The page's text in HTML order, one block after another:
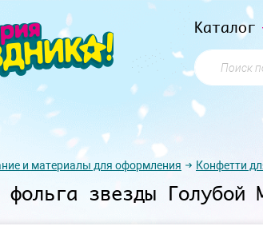
Каталог
Поиск по
и материалы для оформления Конфетти
фольга звезды